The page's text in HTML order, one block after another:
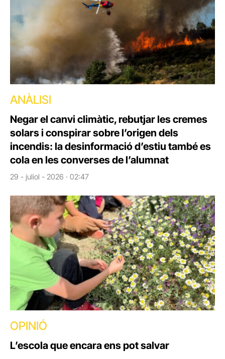
ANÀLISI
Negar el canvi climàtic, rebutjar les cremes
solars i conspirar sobre l’origen dels
incendis: la desinformació d’estiu també es
cola en les converses de l’alumnat
29 - juliol - 2026 · 02:47
OPINIÓ
L’escola que encara ens pot salvar